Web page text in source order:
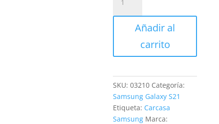
Tapa
Batería
SamsungAñadir al
carrito
SKU:03210 Categoría:
Samsung Galaxy S21
Etiqueta: Carcasa
Samsung Marca: